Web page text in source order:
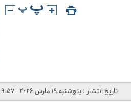
تاریخ انتشار : پنج‌شنبه 19 مارس 2026 - 9:57